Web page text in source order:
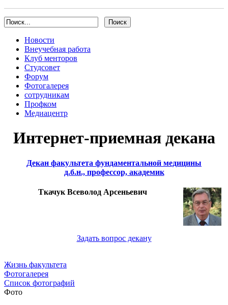
Новости
Внеучебная работа
Клуб менторов
Студсовет
Форум
Фотогалерея
сотрудникам
Профком
Медиацентр
Интернет-приемная декана
Декан факультета фундаментальной медицины
д.б.н., профессор, академик
Ткачук Всеволод Арсеньевич
Задать вопрос декану
Жизнь факультета
Фотогалерея
Список фотографий
Фото